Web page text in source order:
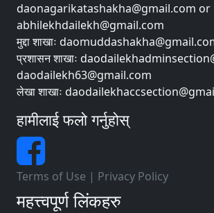
daonagarikatashakha@gmail.com or
abhilekhdailekh@gmail.com
मुद्दा शाखाः
प्रशासन शाखाः
daodailekh63@gmail.com
लेखा शाखाः
हामीलाई फलो गर्नुहोस्
Terms of Use | Privacy Policy
महत्त्वपूर्ण लिंकहरु